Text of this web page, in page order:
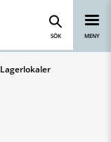
SÖK MENY
Lagerlokaler